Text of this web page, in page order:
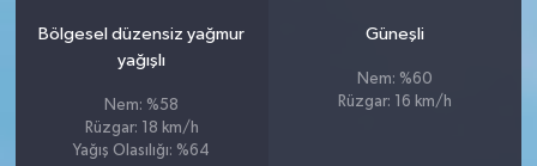
Bölgesel düzensiz yağmur
yağışlı
Nem: %58
Rüzgar: 18 km/h
Yağış Olasılığı: %64
Güneşli
Nem: %60
Rüzgar: 16 km/h